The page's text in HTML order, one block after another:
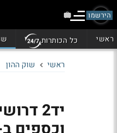
הירשמו
ראשי כל הכותרות
ראשי שוק ההון
יד2